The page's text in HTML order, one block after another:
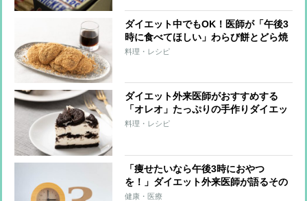
ダイエット中でもOK！医師が「午後3
時に食べてほしい」わらび餅とどら焼
きのレシピ
料理・レシピ
ダイエット外来医師がおすすめする
「オレオ」たっぷりの手作りダイエッ
トスイーツ
料理・レシピ
「痩せたいなら午後3時におやつ
を！」ダイエット外来医師が語るその
理由
健康・医療